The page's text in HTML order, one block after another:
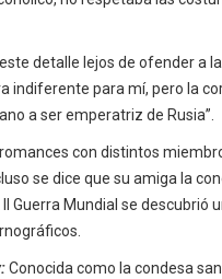
detalle lejos de ofender a
indiferente para mí, pero la
a ser emperatriz de Rusia”.
con distintos
se dice que su amiga la
II Guerra Mundial se
Conocida como la condesa